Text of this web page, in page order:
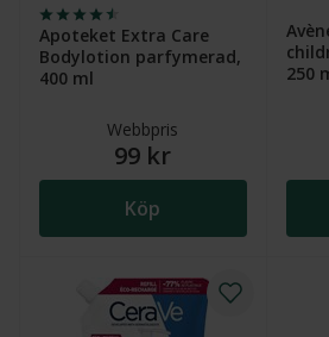
Apoteket Extra Care
Bodylotion parfymerad,
400 ml
Webbpris
99 kr
Köp
250